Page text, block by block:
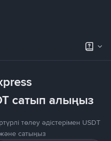
сатып алыңыз
төлеу әдістерімен USDT
сатыңыз